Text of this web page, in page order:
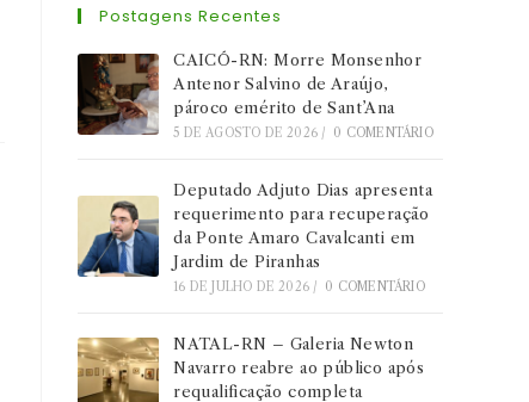
Postagens Recentes
CAICÓ-RN: Morre Monsenhor
Antenor Salvino de Araújo,
pároco emérito de Sant’Ana
5 DE AGOSTO DE 2026 / 0 COMENTÁRIO
Deputado Adjuto Dias apresenta
requerimento para recuperação
da Ponte Amaro Cavalcanti em
Jardim de Piranhas
16 DE JULHO DE 2026 / 0 COMENTÁRIO
NATAL-RN – Galeria Newton
Navarro reabre ao público após
requalificação completa